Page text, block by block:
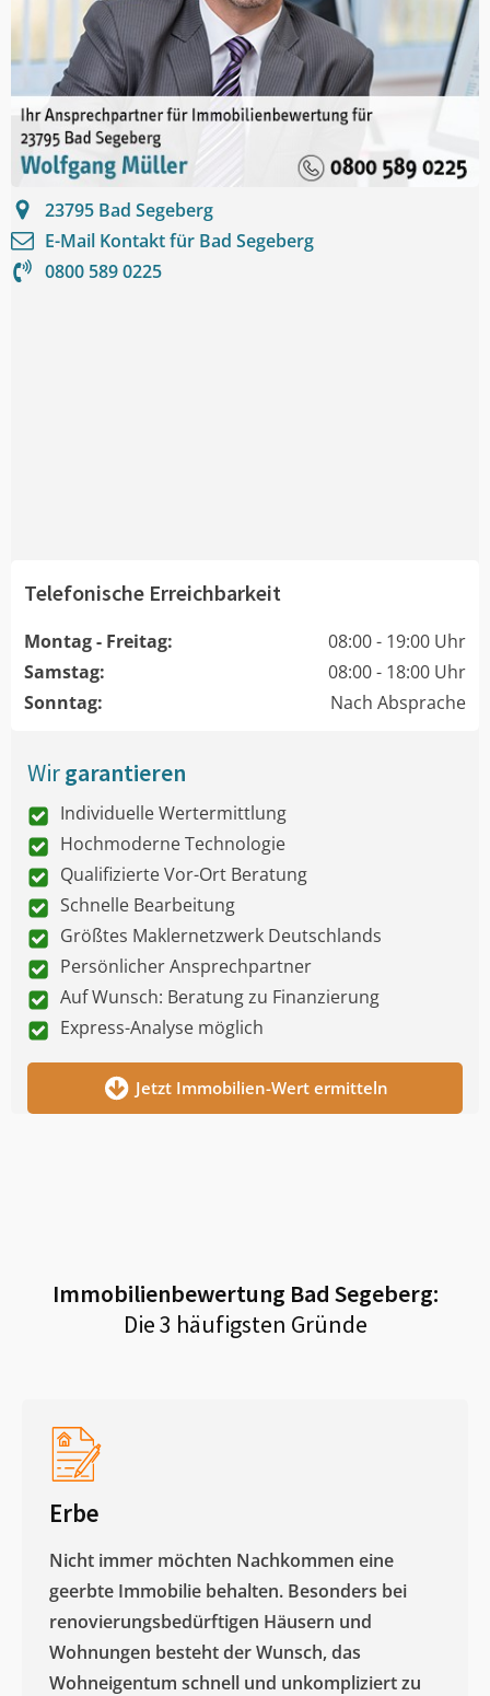
23795 Bad Segeberg
E-Mail Kontakt für Bad Segeberg
0800 589 0225
Telefonische Erreichbarkeit
Montag - Freitag:
08:00 - 19:00 Uhr
Samstag:
08:00 - 18:00 Uhr
Sonntag:
Nach Absprache
Wirgarantieren
Individuelle Wertermittlung
Hochmoderne Technologie
Qualifizierte Vor-Ort Beratung
Schnelle Bearbeitung
Größtes Maklernetzwerk Deutschlands
Persönlicher Ansprechpartner
Auf Wunsch: Beratung zu Finanzierung
Express-Analyse möglich
Jetzt Immobilien-Wert ermitteln
Immobilienbewertung Bad Segeberg:
Die 3 häufigsten Gründe
Erbe
Nicht immer möchten Nachkommen eine
geerbte Immobilie behalten. Besonders bei
renovierungsbedürftigen Häusern und
Wohnungen besteht der Wunsch, das
Wohneigentum schnell und unkompliziert zu